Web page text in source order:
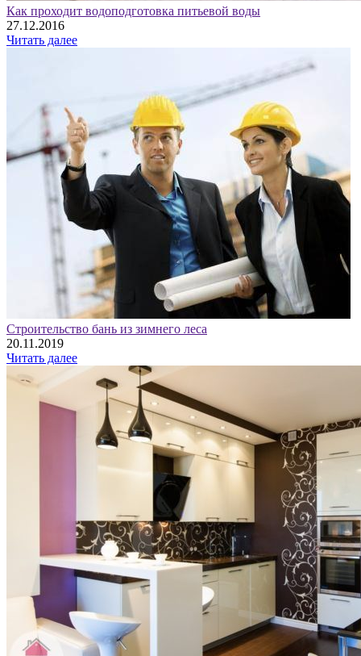
Как проходит водоподготовка питьевой воды
27.12.2016
Читать далее
Строительство бань из зимнего леса
20.11.2019
Читать далее